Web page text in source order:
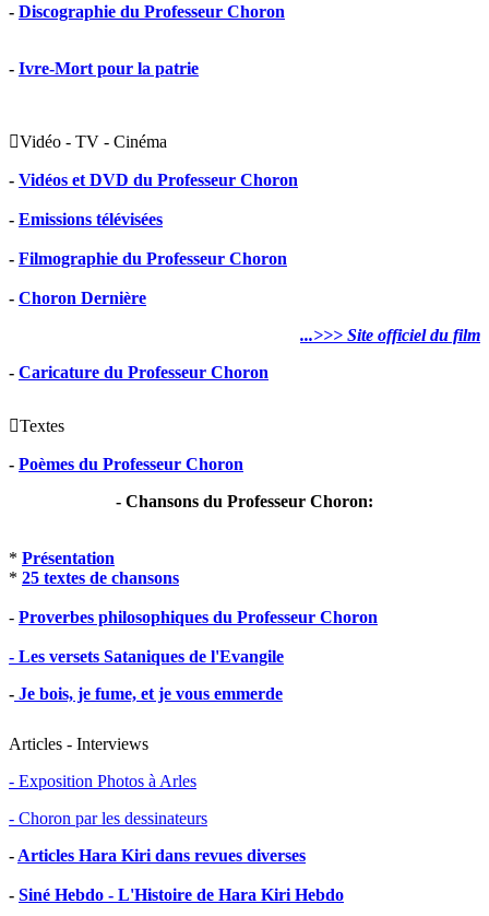
- Discographie du Professeur Choron
- Ivre-Mort pour la patrie
Vidéo - TV - Cinéma
- Vidéos et DVD du Professeur Choron
- Emissions télévisées
- Filmographie du Professeur Choron
- Choron Dernière
...>>> Site officiel du film
- Caricature du Professeur Choron
Textes
- Poèmes du Professeur Choron
- Chansons du Professeur Choron:
* Présentation
* 25 textes de chansons
- Proverbes philosophiques du Professeur Choron
- Les versets Sataniques de l'Evangile
- Je bois, je fume, et je vous emmerde
Articles - Interviews
- Exposition Photos à Arles
- Choron par les dessinateurs
- Articles Hara Kiri dans revues diverses
- Siné Hebdo - L'Histoire de Hara Kiri Hebdo